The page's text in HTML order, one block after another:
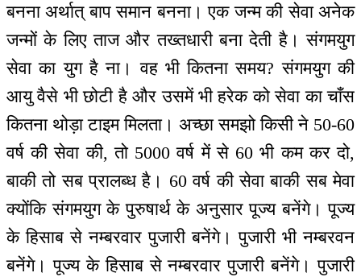
बनना अर्थात् बाप समान बनना। एक जन्म की सेवा अनेक
जन्मों के लिए ताज और तख्तधारी बना देती है। संगमयुग
सेवा का युग है ना। वह भी कितना समय? संगमयुग की
आयु वैसे भी छोटी है और उसमें भी हरेक को सेवा का चाँस
कितना थोड़ा टाइम मिलता। अच्छा समझो किसी ने 50-60
वर्ष की सेवा की, तो 5000 वर्ष में से 60 भी कम कर दो,
बाकी तो सब प्रालब्ध है। 60 वर्ष की सेवा बाकी सब मेवा
क्योंकि संगमयुग के पुरुषार्थ के अनुसार पूज्य बनेंगे। पूज्य
के हिसाब से नम्बरवार पुजारी बनेंगे। पुजारी भी नम्बरवन
बनेंगे। पूज्य के हिसाब से नम्बरवार पुजारी बनेंगे। पुजारी